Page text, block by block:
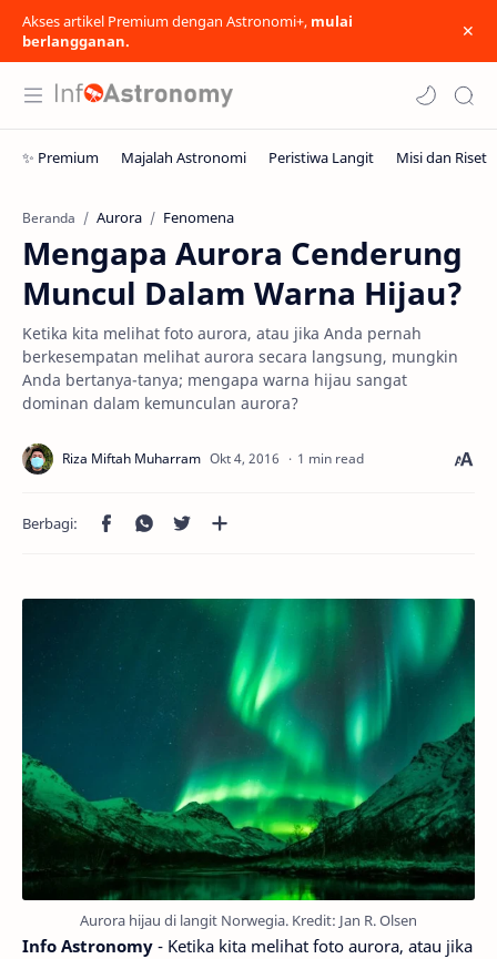
Akses artikel Premium dengan Astronomi+, mulai
berlangganan.
Beranda Aurora Fenomena
Mengapa Aurora Cenderung
Muncul Dalam Warna Hijau?
Ketika kita melihat foto aurora, atau jika Anda pernah
berkesempatan melihat aurora secara langsung, mungkin
Anda bertanya-tanya; mengapa warna hijau sangat
dominan dalam kemunculan aurora?
1 min read
Aurora hijau di langit Norwegia. Kredit: Jan R. Olsen
Info Astronomy - Ketika kita melihat foto aurora, atau jika